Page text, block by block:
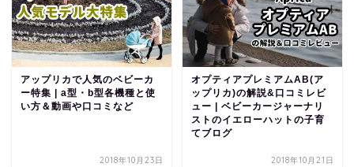
アップリカで人気のベビーカ
ー特集 | a型・b型各機種と使
い方＆動画や口コミなど
2018年10月23日
オプティアプレミアムAB(ア
ップリカ)の解説&口コミレビ
ュー | ベビーカージャーナリ
ストのイエローハットの子育
てブログ
2018年10月21日